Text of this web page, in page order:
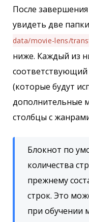
После
увидеть две
data/movie-lens/
ниже. Каждый из
(которые будут
дополнительные
столбцы с
Блокнот по
количества
прежнему
строк. Это
при обучении